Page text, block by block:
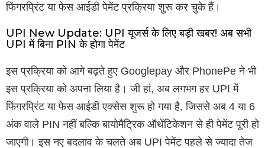
फिंगरप्रिंट या फेस आईडी पेमेंट प्रक्रिया शुरू कर चुके हैं।
UPI New Update: UPI यूजर्स के लिए बड़ी खबर! अब सभी
UPI में बिना PIN के होगा पेमेंट
इस प्रक्रिया को आगे बढ़ते हुए Googlepay और PhonePe ने भी
इस प्रक्रिया को अपना लिया है। जी हां, अब लगभग हर UPI में
फिंगरप्रिंट या फेस आईडी एक्सेस शुरू हो गया है, जिससे अब 4 या 6
अंक वाले PIN नहीं बल्कि बायोमैट्रिक ऑथेंटिकेशन से ही पेमेंट पूरी हो
जाएगी। इस नए बदलाव के चलते अब UPI पेमेंट पहले से ज्यादा तेज